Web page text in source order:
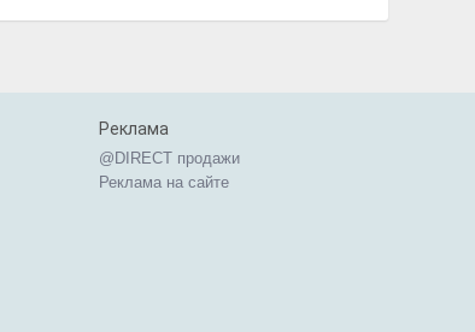
Реклама
@DIRECT продажи
Реклама на сайте